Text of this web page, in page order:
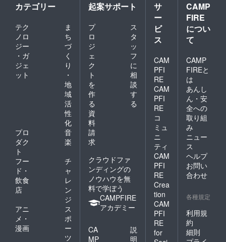
カテゴリー
テク
ノロ
ジー
・ガ
ジェ
ット
ま
ち
づ
く
り
・
地
域
活
性
化
プロ
ダク
ト
音
楽
フー
ド・
飲食
店
チ
ャ
レ
ン
ジ
アニ
メ・
漫画
ス
ポ
ー
ツ
起案サポート
プ
ロ
ジ
ェ
ク
ト
を
作
る
ス
タ
ッ
フ
に
相
談
す
る
資
料
請
求
クラウドファ
ンディングの
ノウハウを無
料で学ぼう
CAMPFIRE
アカデミー
CA
MP
説
明
サ
ー
ビ
ス
CAM
PFI
RE
CAM
PFI
RE
コ
ミュ
ニ
ティ
CAM
PFI
RE
Crea
tion
CAM
PFI
RE
for
CAMP
FIRE
につい
て
CAMP
FIREと
は
あんし
ん・安
全への
取り組
み
ニュー
ス
ヘルプ
お問い
合わせ
各種規定
利用規
約
細則